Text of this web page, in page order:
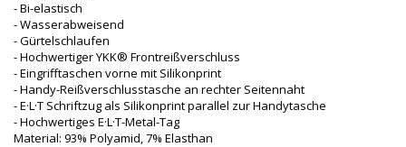
- Bi-elastisch
- Wasserabweisend
- Gürtelschlaufen
- Hochwertiger YKK® Frontreißverschluss
- Eingrifftaschen vorne mit Silikonprint
- Handy-Reißverschlusstasche an rechter Seitennaht
- E·L·T Schriftzug als Silikonprint parallel zur Handytasche
- Hochwertiges E·L·T-Metal-Tag
Material: 93% Polyamid, 7% Elasthan